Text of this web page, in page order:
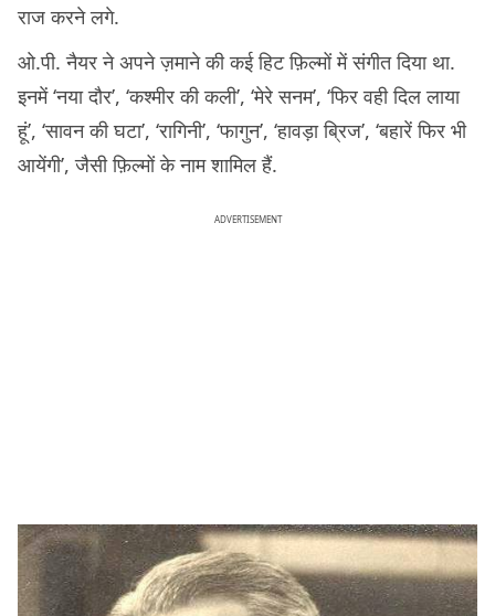
राज करने लगे.
ओ.पी. नैयर ने अपने ज़माने की कई हिट फ़िल्मों में संगीत दिया था.
इनमें ‘नया दौर’, ‘कश्मीर की कली’, ‘मेरे सनम’, ‘फिर वही दिल लाया
हूं’, ‘सावन की घटा’, ‘रागिनी’, ‘फागुन’, ‘हावड़ा ब्रिज’, ‘बहारें फिर भी
आयेंगी’, जैसी फ़िल्मों के नाम शामिल हैं.
ADVERTISEMENT